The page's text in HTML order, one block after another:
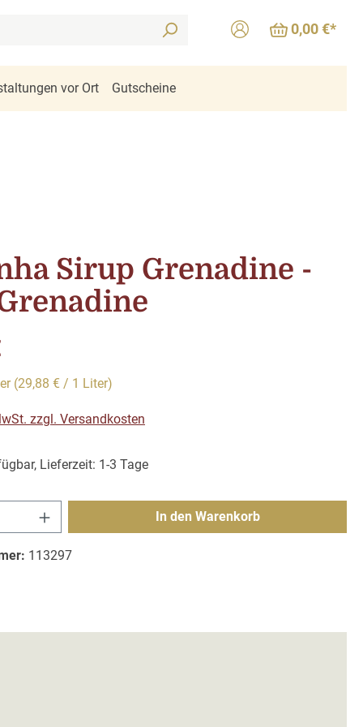
0,00 €*
vor Ort Gutscheine
Sirup Grenadine -
(29,88 € / 1 Liter)
zzgl. Versandkosten
Lieferzeit: 1-3 Tage
Anzahl: Gib den gewünschten Wert ein
In den Warenkorb
113297